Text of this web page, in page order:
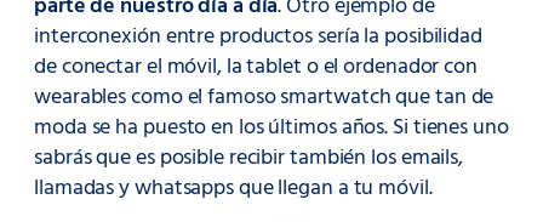
interconexión entre productos sería la posibilidad
de conectar el móvil, la tablet o el ordenador con
wearables como el famoso smartwatch que tan de
moda se ha puesto en los últimos años. Si tienes uno
sabrás que es posible recibir también los emails,
llamadas y whatsapps que llegan a tu móvil.